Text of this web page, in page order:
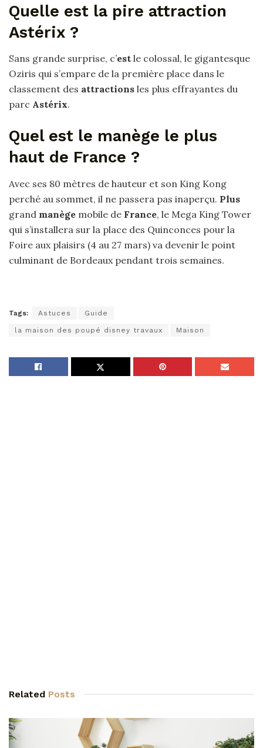
Quelle est la pire attraction
Astérix ?
Sans grande surprise, c’est le colossal, le gigantesque
Oziris qui s’empare de la première place dans le
classement des attractions les plus effrayantes du
parc Astérix.
Quel est le manège le plus
haut de France ?
Avec ses 80 mètres de hauteur et son King Kong
perché au sommet, il ne passera pas inaperçu. Plus
grand manège mobile de France, le Mega King Tower
qui s’installera sur la place des Quinconces pour la
Foire aux plaisirs (4 au 27 mars) va devenir le point
culminant de Bordeaux pendant trois semaines.
Tags: Astuces Guide
la maison des poupé disney travaux Maison
Related Posts